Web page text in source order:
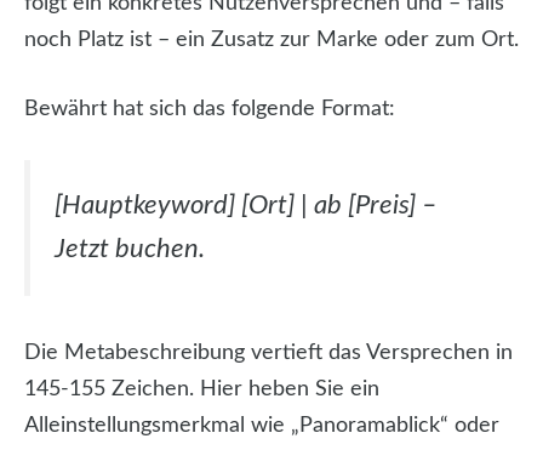
noch Platz ist – ein Zusatz zur Marke oder zum Ort.
Bewährt hat sich das folgende Format:
[Hauptkeyword] [Ort] | ab [Preis] –
Jetzt buchen.
Die Metabeschreibung vertieft das Versprechen in
145-155 Zeichen. Hier heben Sie ein
Alleinstellungsmerkmal wie „Panoramablick“ oder